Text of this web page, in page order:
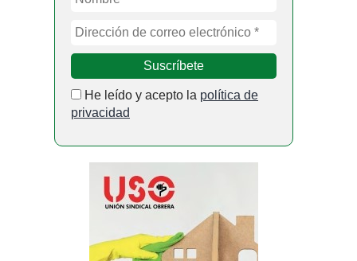
He leído y acepto la política de
privacidad